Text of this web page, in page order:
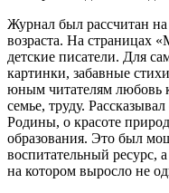
Журнал был рассчитан
возраста. На страницах
детские писатели. Для
картинки, забавные
юным читателям любовь
семье, труду.
Родины, о красоте
образования. Это был
воспитательный ресурс,
на котором выросло не